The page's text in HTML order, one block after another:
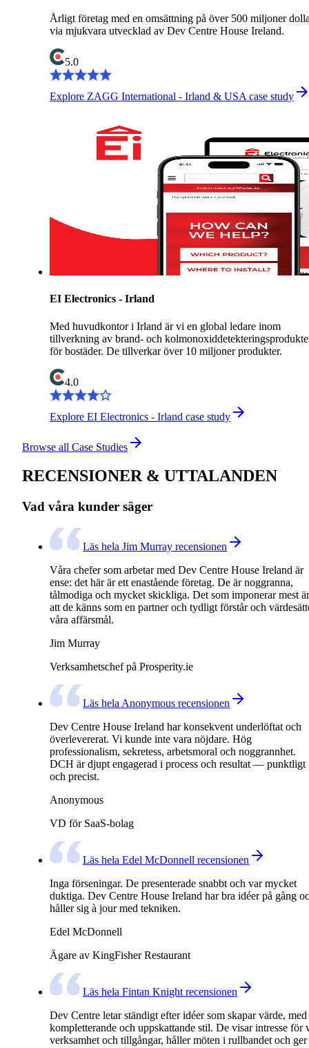
Årligt företag med en omsättning på över 500 miljoner
via mjukvara utvecklad av Dev Centre House Ireland.
5.0
Explore ZAGG International - Irland & USA case study
EI Electronics - Irland
Med huvudkontor i Irland är vi en global ledare inom
tillverkning av brand- och
för bostäder. De tillverkar över 10 miljoner produkter.
4.0
Explore EI Electronics - Irland case study
Browse all Case Studies
RECENSIONER & UTTALANDEN
Vad våra kunder säger
Läs hela Jim Murray recensionen
Våra chefer som arbetar med Dev Centre House Ireland är
ense: det här är ett enastående företag. De är noggranna,
tålmodiga och mycket skickliga. Det som imponerar mest är
att de känns som en partner och tydligt förstår och
våra affärsmål.
Jim Murray
Verksamhetschef på Prosperity.ie
Läs hela Anonymous recensionen
Dev Centre House Ireland har konsekvent underlöftat och
överlevererat. Vi kunde inte vara nöjdare. Hög
professionalism, sekretess, arbetsmoral och noggrannhet.
DCH är djupt engagerad i process och resultat — punktligt
och precist.
Anonymous
VD för SaaS-bolag
Läs hela Edel McDonnell recensionen
Inga förseningar. De presenterade snabbt och var mycket
duktiga. Dev Centre House Ireland har bra idéer på gång
håller sig à jour med tekniken.
Edel McDonnell
Ägare av KingFisher Restaurant
Läs hela Fintan Knight recensionen
Dev Centre letar ständigt efter idéer som skapar värde, med
kompletterande och uppskattande stil. De visar intresse för
verksamhet och tillgångar, håller möten i rullbandet och ger